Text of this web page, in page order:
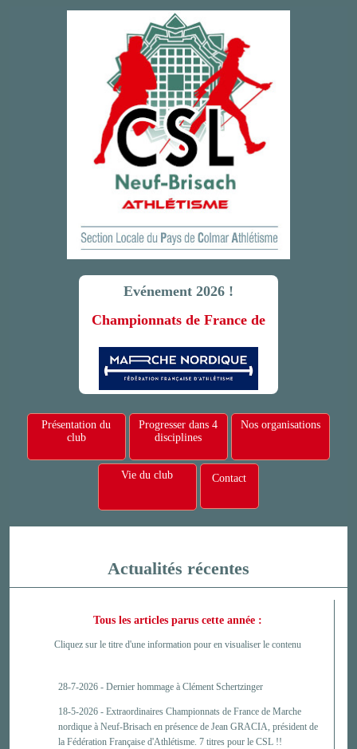
Evénement 2026 !
Championnats de France de
Présentation du
club
Progresser dans 4
disciplines
Nos organisations
Vie du club Contact
Actualités récentes
Tous les articles parus cette année :
Cliquez sur le titre d'une information pour en visualiser le contenu
28-7-2026 - Dernier hommage à Clément Schertzinger
18-5-2026 - Extraordinaires Championnats de France de Marche
nordique à Neuf-Brisach en présence de Jean GRACIA, président de
la Fédération Française d'Athlétisme. 7 titres pour le CSL !!